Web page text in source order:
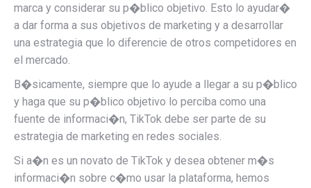
marca y considerar su p�blico objetivo. Esto lo ayudar�
a dar forma a sus objetivos de marketing y a desarrollar
una estrategia que lo diferencie de otros competidores en
el mercado.
B�sicamente, siempre que lo ayude a llegar a su p�blico
y haga que su p�blico objetivo lo perciba como una
fuente de informaci�n, TikTok debe ser parte de su
estrategia de marketing en redes sociales.
Si a�n es un novato de TikTok y desea obtener m�s
informaci�n sobre c�mo usar la plataforma, hemos